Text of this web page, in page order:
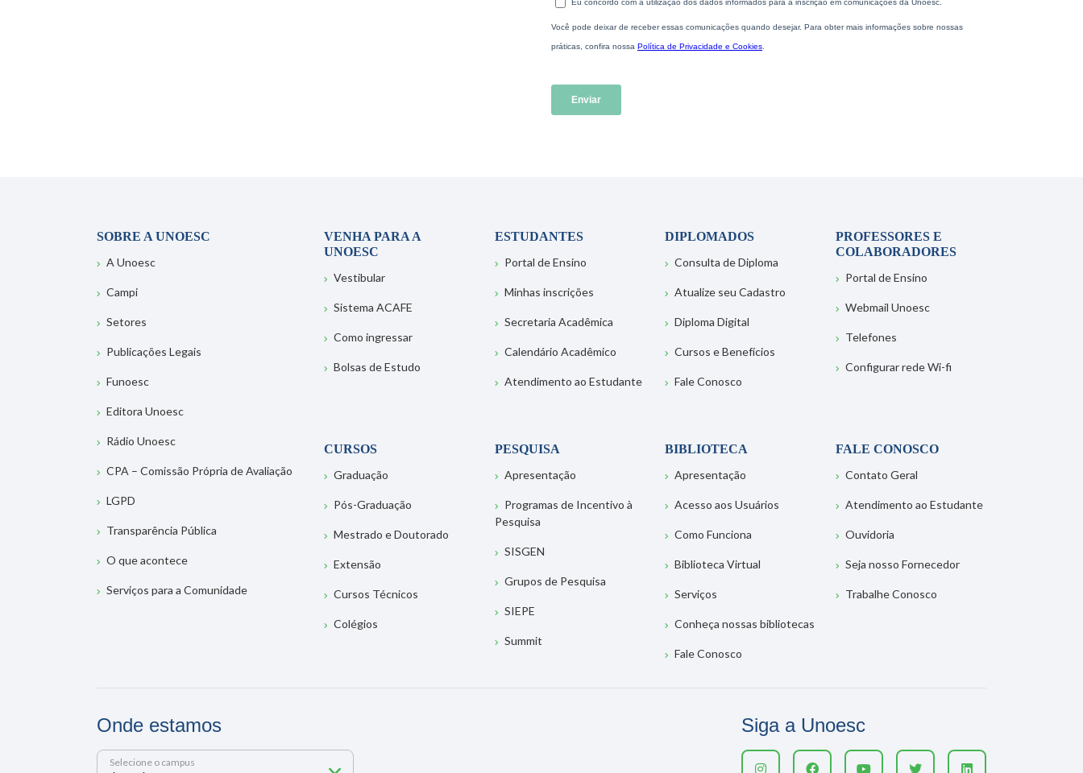
SOBRE A UNOESC
A Unoesc
Campi
Setores
Publicações Legais
Funoesc
Editora Unoesc
Rádio Unoesc
CPA – Comissão Própria de Avaliação
LGPD
Transparência Pública
O que acontece
Serviços para a Comunidade
VENHA PARA A
UNOESC
Vestibular
Sistema ACAFE
Como ingressar
Bolsas de Estudo
ESTUDANTES
Portal de Ensino
Minhas inscrições
Secretaria Acadêmica
Calendário Acadêmico
Atendimento ao Estudante
DIPLOMADOS
Consulta de Diploma
Atualize seu Cadastro
Diploma Digital
Cursos e Benefícios
Fale Conosco
PROFESSORES E
COLABORADORES
Portal de Ensino
Webmail Unoesc
Telefones
Configurar rede Wi-fi
CURSOS
Graduação
Pós-Graduação
Mestrado e Doutorado
Extensão
Cursos Técnicos
Colégios
PESQUISA
Apresentação
Programas de Incentivo à
Pesquisa
SISGEN
Grupos de Pesquisa
SIEPE
Summit
BIBLIOTECA
Apresentação
Acesso aos Usuários
Como Funciona
Biblioteca Virtual
Serviços
Conheça nossas bibliotecas
Fale Conosco
FALE CONOSCO
Contato Geral
Atendimento ao Estudante
Ouvidoria
Seja nosso Fornecedor
Trabalhe Conosco
Onde estamos
Selecione o campus
Siga a Unoesc